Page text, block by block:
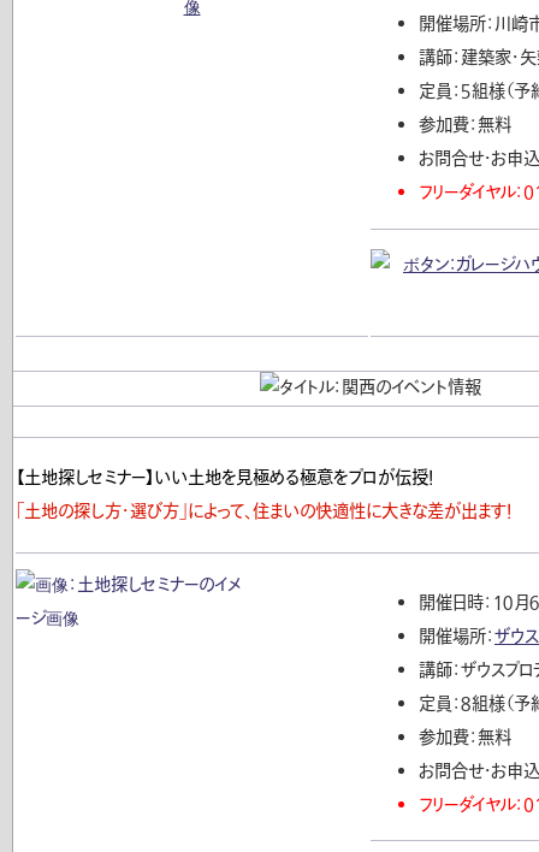
開催場所：川崎
講師：建築家・
定員：５組様（予
参加費：無料
お問合せ・お申
フリーダイヤル
【土地探しセミナー】いい土地を見極める極意をプロが伝授！
「土地の探し方・選び方」によって、住まいの快適性に大きな差が出ます！
開催日時：１０月６
開催場所：ザウ
講師：ザウスプ
定員：８組様（予
参加費：無料
お問合せ・お申
フリーダイヤル